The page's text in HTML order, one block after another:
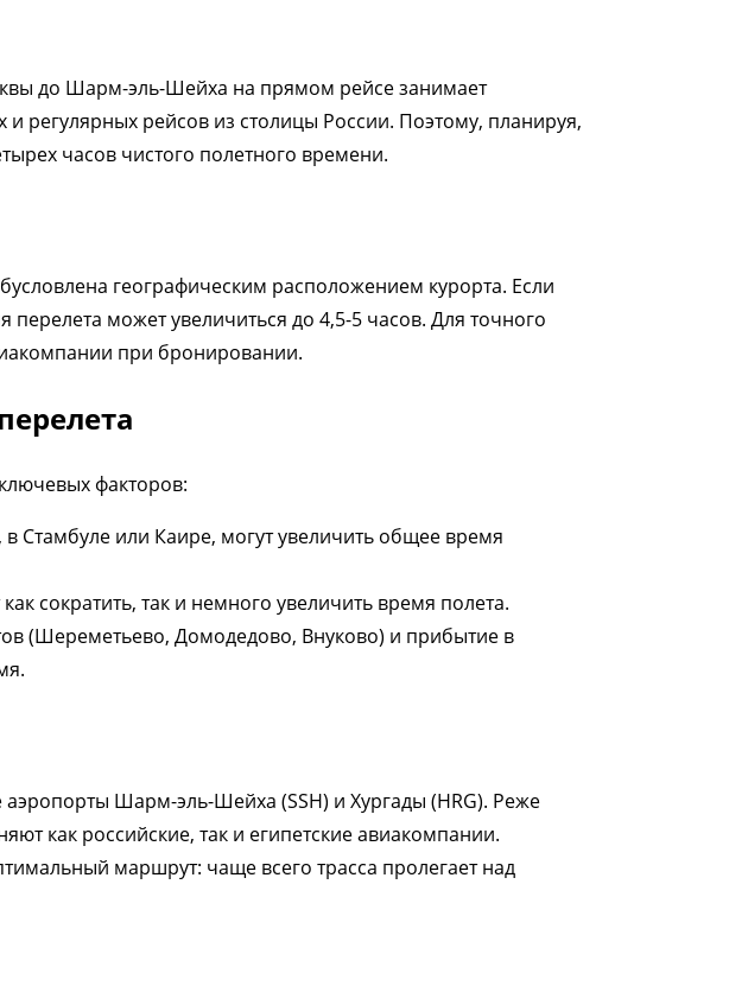
до Шарм-эль-Шейха на прямом рейсе занимает
регулярных рейсов из столицы России. Поэтому, планируя,
часов чистого полетного времени.
географическим расположением курорта. Если
может увеличиться до 4,5-5 часов. Для точного
при бронировании.
факторов:
Стамбуле или Каире, могут увеличить общее время
сократить, так и немного увеличить время полета.
(Шереметьево, Домодедово, Внуково) и прибытие в
Шарм-эль-Шейха (SSH) и Хургады (HRG). Реже
как российские, так и египетские авиакомпании.
маршрут: чаще всего трасса пролегает над